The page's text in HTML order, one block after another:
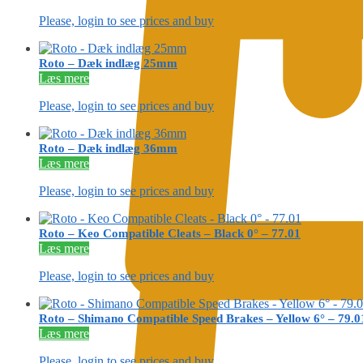
Please, login to see prices and buy
Roto – Dæk indlæg 25mm
Læs mere
Please, login to see prices and buy
Roto – Dæk indlæg 36mm
Læs mere
Please, login to see prices and buy
Roto – Keo Compatible Cleats – Black 0° – 77.01
Læs mere
Please, login to see prices and buy
Roto – Shimano Compatible Speed Brakes – Yellow 6° –
Læs mere